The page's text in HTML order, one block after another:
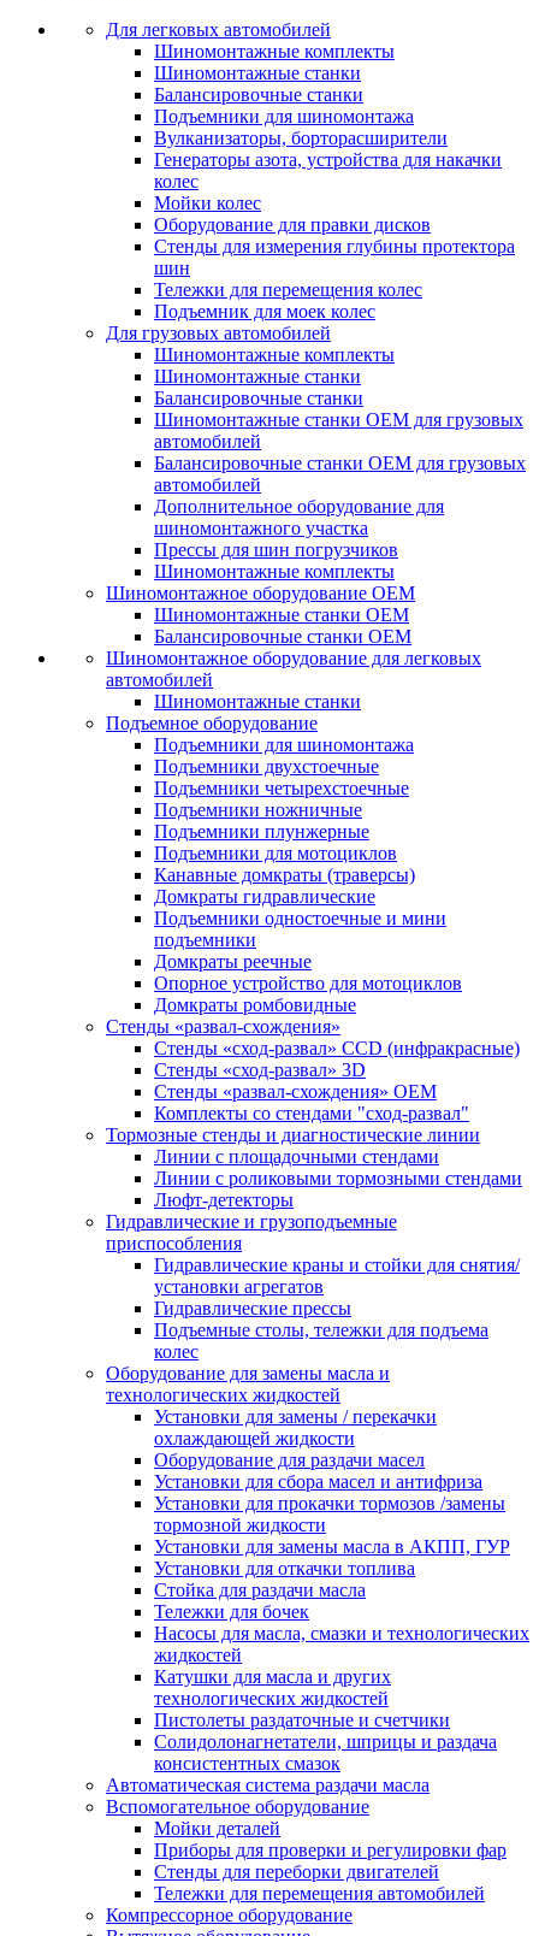
Для легковых автомобилей
Шиномонтажные комплекты
Шиномонтажные станки
Балансировочные станки
Подъемники для шиномонтажа
Вулканизаторы, борторасширители
Генераторы азота, устройства для накачки
колес
Мойки колес
Оборудование для правки дисков
Стенды для измерения глубины протектора
шин
Тележки для перемещения колес
Подъемник для моек колеc
Для грузовых автомобилей
Шиномонтажные комплекты
Шиномонтажные станки
Балансировочные станки
Шиномонтажные станки ОЕМ для грузовых
автомобилей
Балансировочные станки ОЕМ для грузовых
автомобилей
Дополнительное оборудование для
шиномонтажного участка
Прессы для шин погрузчиков
Шиномонтажные комплекты
Шиномонтажное оборудование ОЕМ
Шиномонтажные станки ОЕМ
Балансировочные станки ОЕМ
Шиномонтажное оборудование для легковых
автомобилей
Шиномонтажные станки
Подъемное оборудование
Подъемники для шиномонтажа
Подъемники двухстоечные
Подъемники четырехстоечные
Подъемники ножничные
Подъемники плунжерные
Подъемники для мотоциклов
Канавные домкраты (траверсы)
Домкраты гидравлические
Подъемники одностоечные и мини
подъемники
Домкраты реечные
Опорное устройство для мотоциклов
Домкраты ромбовидные
Стенды «развал-схождения»
Стенды «сход-развал» CCD (инфракрасные)
Стенды «сход-развал» 3D
Стенды «развал-схождения» ОЕМ
Комплекты со стендами "сход-развал"
Тормозные стенды и диагностические линии
Линии с площадочными стендами
Линии с роликовыми тормозными стендами
Люфт-детекторы
Гидравлические и грузоподъемные
приспособления
Гидравлические краны и стойки для снятия/
установки агрегатов
Гидравлические прессы
Подъемные столы, тележки для подъема
колес
Оборудование для замены масла и
технологических жидкостей
Установки для замены / перекачки
охлаждающей жидкости
Оборудование для раздачи масел
Установки для сбора масел и антифриза
Установки для прокачки тормозов /замены
тормозной жидкости
Установки для замены масла в АКПП, ГУР
Установки для откачки топлива
Стойка для раздачи масла
Тележки для бочек
Насосы для масла, смазки и технологических
жидкостей
Катушки для масла и других
технологических жидкостей
Пистолеты раздаточные и счетчики
Солидолонагнетатели, шприцы и раздача
консистентных смазок
Автоматическая система раздачи масла
Вспомогательное оборудование
Мойки деталей
Приборы для проверки и регулировки фар
Стенды для переборки двигателей
Тележки для перемещения автомобилей
Компрессорное оборудование